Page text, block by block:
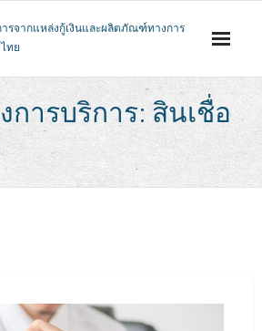
การบริการ: สินเชื่อ